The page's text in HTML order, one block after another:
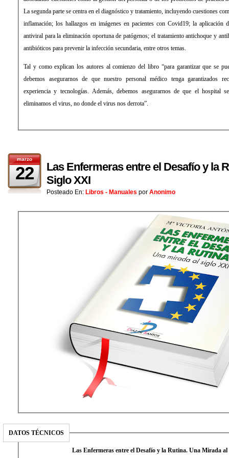
La segunda parte se centra en el diagnóstico y tratamiento, incluyendo cuestiones
inflamación; los hallazgos en imágenes en pacientes con Covid19; la aplicación
antiviral para la eliminación oportuna de patógenos; el tratamiento antichoque y
antibióticos para prevenir la infección secundaria, entre otros temas.
Tal y como explican los autores al comienzo del libro “para garantizar que se
debemos asegurarnos de que nuestro personal médico tenga garantizados
experiencia y tecnologías. Además, debemos asegurarnos de que el hospital
eliminamos el virus, no donde el virus nos derrota”.
marzo
22
Las Enfermeras entre el Desafío y la
Siglo XXI
Posteado En: Libros - Manuales por Anonimo
DATOS TÉCNICOS
Las Enfermeras entre el Desafío y la Rutina. Una Mirada